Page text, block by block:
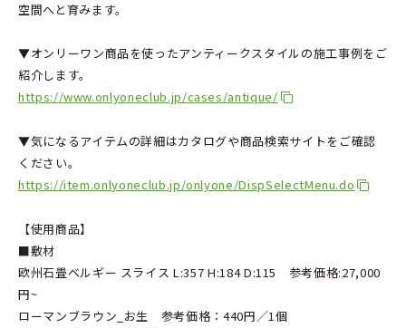
空間へと育みます。
▼オンリーワン商品を使ったアンティークスタイルの施工事例をご
紹介します。
https://www.onlyoneclub.jp/cases/antique/
▼気になるアイテムの詳細はカタログや商品検索サイトをご確認
ください。
https://item.onlyoneclub.jp/onlyone/DispSelectMenu.do
【使用商品】
■敷材
欧州石畳ベルギー スライス L:357 H:184 D:115 参考価格:27,000
円~
ローマンブラウン_お生 参考価格：440円／1個